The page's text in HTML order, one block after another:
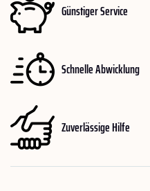
Günstiger Service
Schnelle Abwicklung
Zuverlässige Hilfe